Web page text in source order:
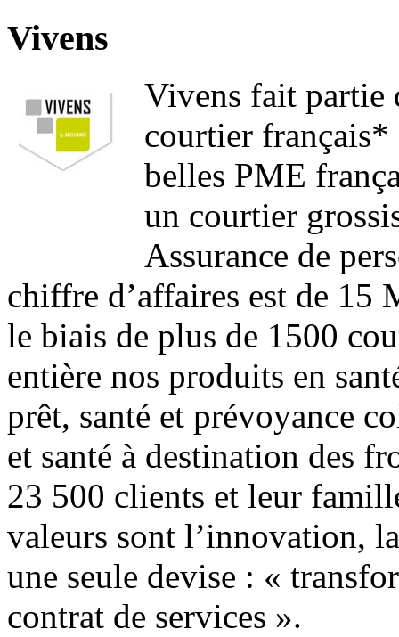
Vivens
Vivens fait partie
courtier français*
belles PME
un courtier
Assurance de
chiffre d’affaires est de 15
le biais de plus de 1500
entière nos produits en
prêt, santé et prévoyance
et santé à destination des
23 500 clients et leur
valeurs sont l’innovation,
une seule devise : «
contrat de services ».